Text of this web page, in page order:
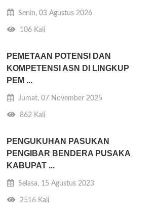
Senin, 03 Agustus 2026
106 Kali
PEMETAAN POTENSI DAN
KOMPETENSI ASN DI LINGKUP
PEM ...
Jumat, 07 November 2025
862 Kali
PENGUKUHAN PASUKAN
PENGIBAR BENDERA PUSAKA
KABUPAT ...
Selasa, 15 Agustus 2023
2516 Kali